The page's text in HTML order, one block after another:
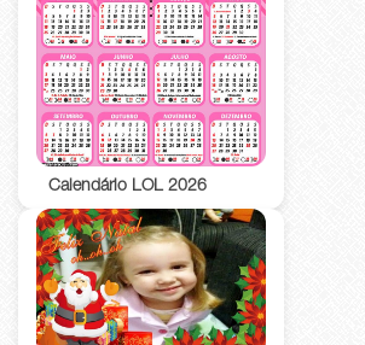
Calendário LOL 2026